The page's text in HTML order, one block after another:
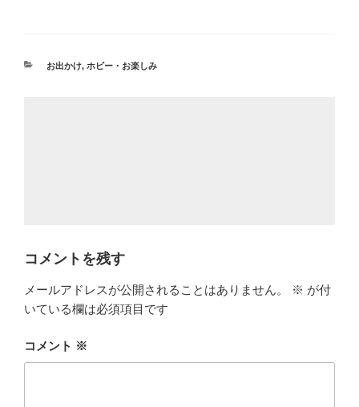
カ
お出かけ, ホビー・お楽しみ
コメントを残す
メールアドレスが公開されることはありません。 ※ が付
いている欄は必須項目です
コメント ※